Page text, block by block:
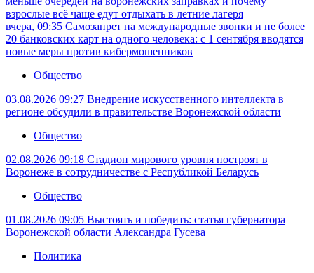
взрослые всё чаще едут отдыхать в летние лагеря
вчера, 09:35 Самозапрет на международные звонки и не более
20 банковских карт на одного человека: с 1 сентября вводятся
новые меры против кибермошенников
Общество
03.08.2026 09:27 Внедрение искусственного интеллекта в
регионе обсудили в правительстве Воронежской области
Общество
02.08.2026 09:18 Стадион мирового уровня построят в
Воронеже в сотрудничестве с Республикой Беларусь
Общество
01.08.2026 09:05 Выстоять и победить: статья губернатора
Воронежской области Александра Гусева
Политика